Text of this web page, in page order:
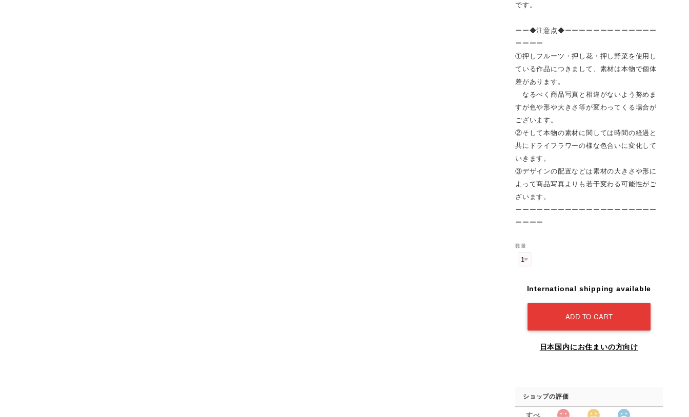
です。
ーー◆注意点◆ーーーーーーーーーーーーー
ーーーー
①押しフルーツ・押し花・押し野菜を使用し
ている作品につきまして、素材は本物で個体
差があります。
なるべく商品写真と相違がないよう努めま
すが色や形や大きさ等が変わってくる場合が
ございます。
②そして本物の素材に関しては時間の経過と
共にドライフラワーの様な色合いに変化して
いきます。
③デザインの配置などは素材の大きさや形に
よって商品写真よりも若干変わる可能性がご
ざいます。
ーーーーーーーーーーーーーーーーーーーー
ーーーー
数量
International shipping available
ADD TO CART
日本国内にお住まいの方向け
ショップの評価
すべ